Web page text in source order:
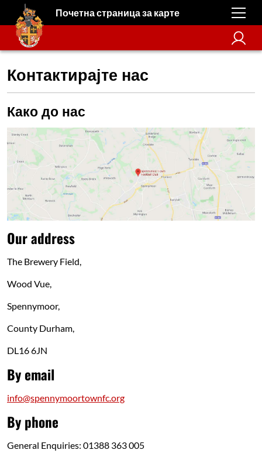
Почетна страница за карте
Контактирајте нас
Како до нас
Our address
The Brewery Field,
Wood Vue,
Spennymoor,
County Durham,
DL16 6JN
By email
info@spennymoortownfc.org
By phone
General Enquiries: 01388 363 005